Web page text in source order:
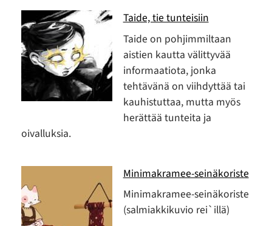
Taide, tie tunteisiin
Taide on pohjimmiltaan
aistien kautta välittyvää
informaatiota, jonka
tehtävänä on viihdyttää tai
kauhistuttaa, mutta myös
herättää tunteita ja
oivalluksia.
Minimakramee-seinäkoriste
Minimakramee-seinäkoriste
(salmiakkikuvio rei`illä)